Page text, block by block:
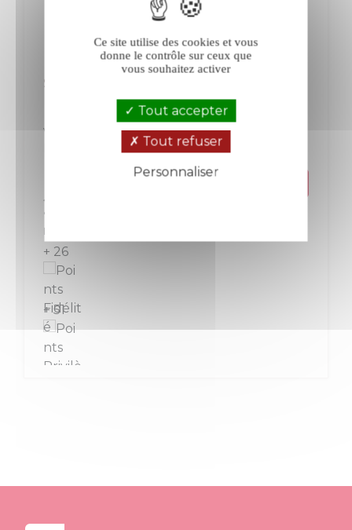
Sant Armettu Rosumarinu blanc 2024
Vin de Corse
Provence-Corse
Prix
25,50 €
La bouteille de 75 cl
+ 26
+ 51
Ce site utilise des cookies et vous
donne le contrôle sur ceux que
vous souhaitez activer
Tout accepter
Tout refuser
Personnaliser